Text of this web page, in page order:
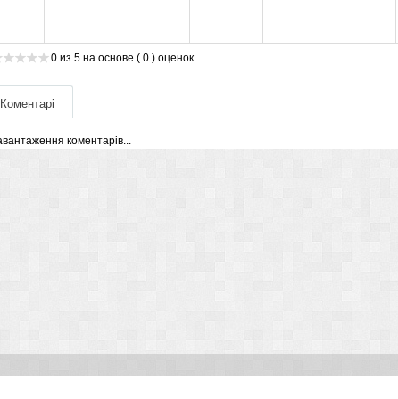
0 из 5 на основе ( 0 ) оценок
Коментарі
коментарів...